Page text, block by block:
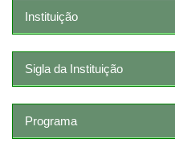
Instituição
Sigla da Instituição
Programa